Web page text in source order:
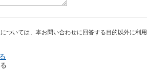
ついては、本お問い合わせに回答する目的以外に利